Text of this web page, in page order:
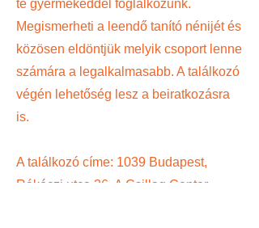
te gyermekeddel foglalkozunk.
Megismerheti a leendő tanító nénijét és
közösen eldöntjük melyik csoport lenne
számára a legalkalmasabb. A találkozó
végén lehetőség lesz a beiratkozásra
is.
A találkozó címe: 1039 Budapest,
Rákóczi utca 36. A Csillag Center